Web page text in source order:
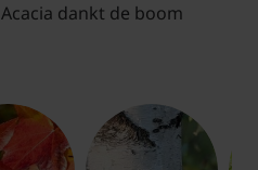
dankt de boom